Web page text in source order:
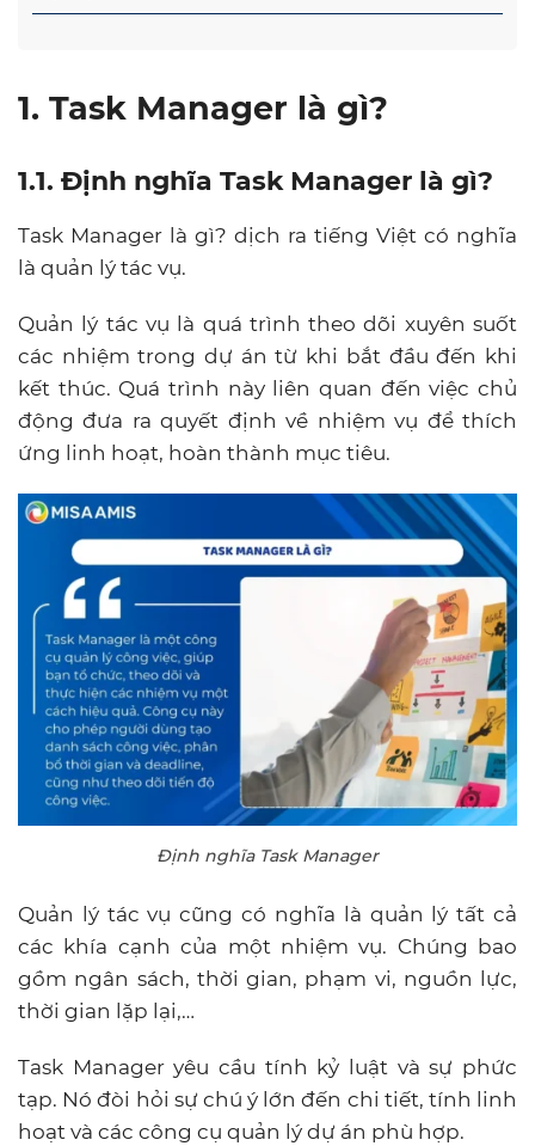
1. Task Manager là gì?
1.1. Định nghĩa Task Manager là gì?
Task Manager là gì? dịch ra tiếng Việt có nghĩa
là quản lý tác vụ.
Quản lý tác vụ là quá trình theo dõi xuyên suốt
các nhiệm trong dự án từ khi bắt đầu đến khi
kết thúc. Quá trình này liên quan đến việc chủ
động đưa ra quyết định về nhiệm vụ để thích
ứng linh hoạt, hoàn thành mục tiêu.
Định nghĩa Task Manager
Quản lý tác vụ cũng có nghĩa là quản lý tất cả
các khía cạnh của một nhiệm vụ. Chúng bao
gồm ngân sách, thời gian, phạm vi, nguồn lực,
thời gian lặp lại,…
Task Manager yêu cầu tính kỷ luật và sự phức
tạp. Nó đòi hỏi sự chú ý lớn đến chi tiết, tính linh
hoạt và các công cụ quản lý dự án phù hợp.